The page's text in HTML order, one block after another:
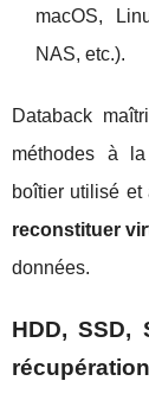
macOS,
NAS, etc.).
Databack
méthodes à
boîtier utilisé
reconstituer
données.
HDD,
récupération